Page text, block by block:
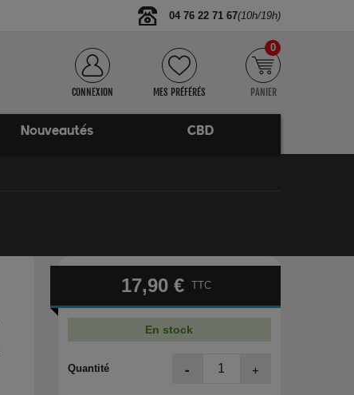
04 76 22 71 67(10h/19h)
CONNEXION MES PRÉFÉRÉS PANIER
0
Nouveautés CBD
17,90 € TTC
En stock
Quantité - +